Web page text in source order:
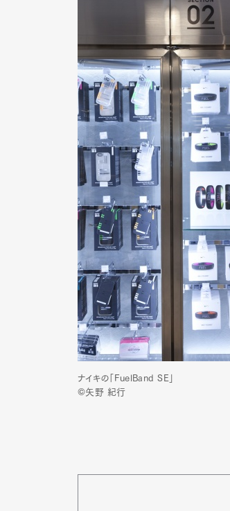
ナイキの「FuelBand SE」
©矢野 紀行